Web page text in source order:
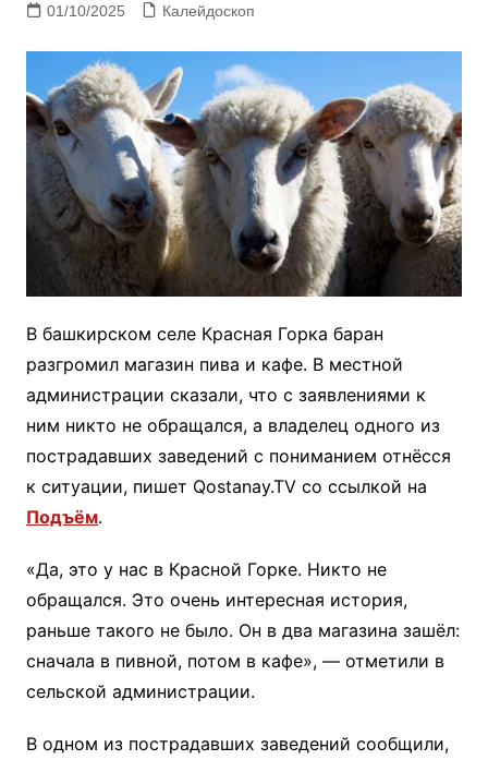
01/10/2025 Калейдоскоп
В башкирском селе Красная Горка баран
разгромил магазин пива и кафе. В местной
администрации сказали, что с заявлениями к
ним никто не обращался, а владелец одного из
пострадавших заведений с пониманием отнёсся
к ситуации, пишет Qostanay.TV со ссылкой на
Подъём.
«Да, это у нас в Красной Горке. Никто не
обращался. Это очень интересная история,
раньше такого не было. Он в два магазина зашёл:
сначала в пивной, потом в кафе», — отметили в
сельской администрации.
В одном из пострадавших заведений сообщили,